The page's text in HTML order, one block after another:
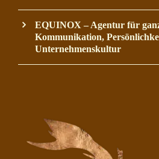
EQUINOX – Agentur für
Kommunikation,
Unternehmenskultur